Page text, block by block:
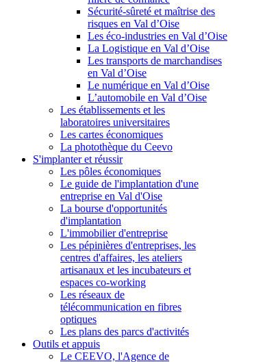
Sécurité-sûreté et maîtrise des
risques en Val d’Oise
Les éco-industries en Val d’Oise
La Logistique en Val d’Oise
Les transports de marchandises
en Val d’Oise
Le numérique en Val d’Oise
L’automobile en Val d’Oise
Les établissements et les
laboratoires universitaires
Les cartes économiques
La photothèque du Ceevo
S'implanter et réussir
Les pôles économiques
Le guide de l'implantation d'une
entreprise en Val d'Oise
La bourse d'opportunités
d'implantation
L'immobilier d'entreprise
Les pépinières d'entreprises, les
centres d'affaires, les ateliers
artisanaux et les incubateurs et
espaces co-working
Les réseaux de
télécommunication en fibres
optiques
Les plans des parcs d'activités
Outils et appuis
Le CEEVO, l'Agence de